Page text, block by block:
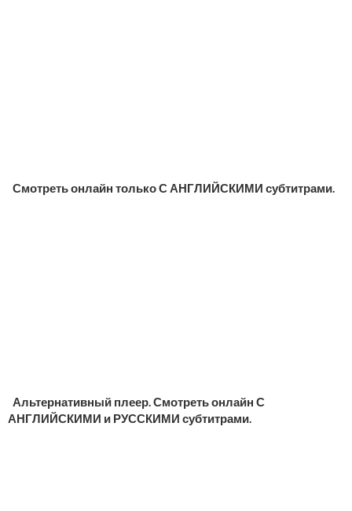
Смотреть онлайн только С АНГЛИЙСКИМИ субтитрами.
Альтернативный плеер. Смотреть онлайн С
АНГЛИЙСКИМИ и РУССКИМИ субтитрами.